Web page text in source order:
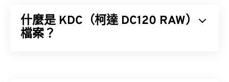
什麼是 KDC（柯達 DC120 RAW）
檔案？